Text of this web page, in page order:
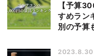
【予算
すめラン
別の予算
2023.8.30